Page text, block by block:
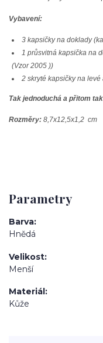
Vybavení:
3 kapsičky na doklady
1 průsvitná kapsička na
(Vzor 2005 ))
2 skryté kapsičky na
Tak jednoduchá a přitom
Rozměry: 8,7x12,5x1,2 cm
Parametry
Barva
Hnědá
Velikost
Menší
Materiál
Kůže